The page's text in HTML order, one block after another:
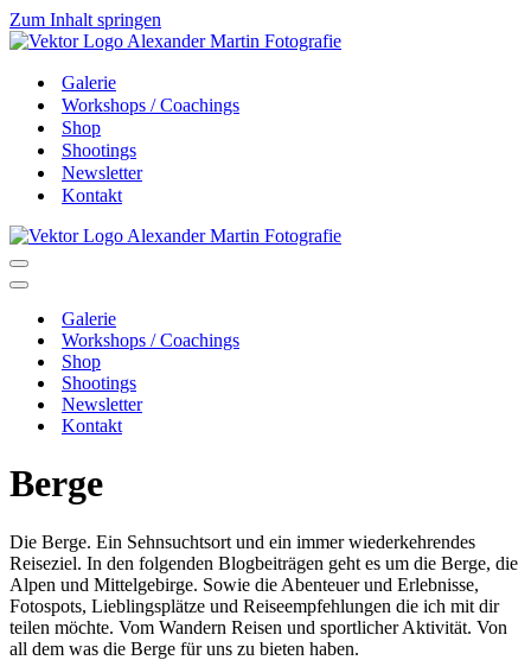
Zum Inhalt springen
Galerie
Workshops / Coachings
Shop
Shootings
Newsletter
Kontakt
Navigationsmenü
Navigationsmenü
Galerie
Workshops / Coachings
Shop
Shootings
Newsletter
Kontakt
Berge
Die Berge. Ein Sehnsuchtsort und ein immer wiederkehrendes
Reiseziel. In den folgenden Blogbeiträgen geht es um die Berge, die
Alpen und Mittelgebirge. Sowie die Abenteuer und Erlebnisse,
Fotospots, Lieblingsplätze und Reiseempfehlungen die ich mit dir
teilen möchte. Vom Wandern Reisen und sportlicher Aktivität. Von
all dem was die Berge für uns zu bieten haben.